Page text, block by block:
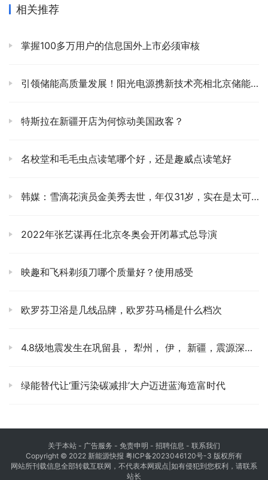
相关推荐
掌握100多万用户的信息国外上市必须审核
引领储能高质量发展！阳光电源携新技术亮相北京储能展
特斯拉在新疆开店为何惊动美国政客？
名校堂和毛毛虫点读笔哪个好，还是趣威点读笔好
韩媒：雪滴花演员金美秀去世，年仅31岁，实在是太可惜了
2022年张艺谋再任北京冬奥会开闭幕式总导演
映趣和飞科剃须刀哪个质量好？使用感受
欧罗芬卫浴是几线品牌，欧罗芬马桶是什么档次
4.8级地震发生在巩留县， 犁州， 伊， 新疆，震源深度21千米。
绿能替代让‘重污染碳减排’大户迈进蓝海造富时代
关于本站 - 广告服务 - 免责申明 - 招聘信息 - 联系我们
Copyright © 2022 新能源快报 粤ICP备2023046120号-3 版权所有
网站所刊载信息全部转载互联网，不代表本网观点|如有侵犯到您权利，请联系
站长